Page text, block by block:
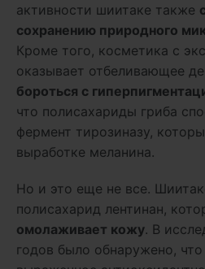
активности шиитаке также
сохранению природного
Кроме того, косметика с
оказывает отбеливающее
бороться с
что полисахариды гриба
фермент тирозиназу,
выработке меланина.
Но и это еще не все.
полисахарид лентинан,
омолаживает кожу. В
годов было обнаружено,